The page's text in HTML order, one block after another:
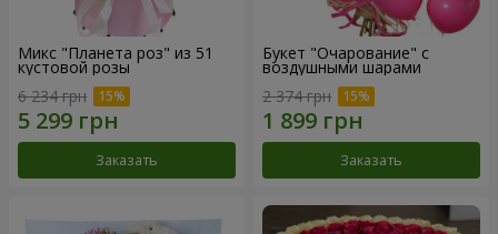
Микс "Планета роз" из 51
кустовой розы
6 234 грн
Заказать
Букет "Очарование" с
воздушными шарами
2 374 грн
Заказать